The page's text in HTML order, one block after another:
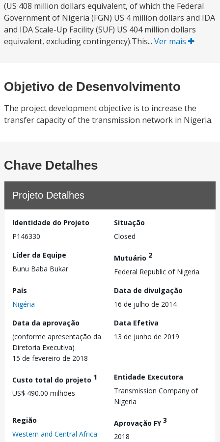
(US 408 million dollars equivalent, of which the Federal
Government of Nigeria (FGN) US 4 million dollars and IDA
and IDA Scale-Up Facility (SUF) US 404 million dollars
equivalent, excluding contingency).This... Ver mais
Objetivo de Desenvolvimento
The project development objective is to increase the
transfer capacity of the transmission network in Nigeria.
Chave Detalhes
Projeto Detalhes
Identidade do Projeto
P146330
Situação
Closed
Líder da Equipe
Bunu Baba Bukar
Mutuário 2
Federal Republic of Nigeria
País
Nigéria
Data de divulgação
16 de julho de 2014
Data da aprovação
(conforme apresentação da
Diretoria Executiva)
15 de fevereiro de 2018
Data Efetiva
13 de junho de 2019
Custo total do projeto 1
US$ 490.00 milhões
Entidade Executora
Transmission Company of
Nigeria
Região
Western and Central Africa
Aprovação FY3
2018